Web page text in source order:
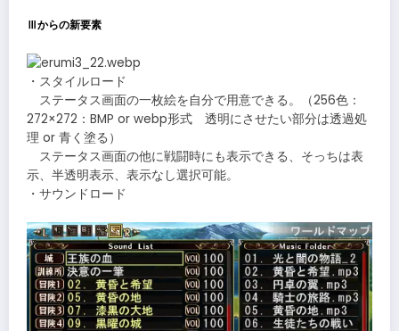
Ⅲからの新要素
・スタイルロード
ステータス画面の一枚絵を自分で用意できる。（256色：
272×272：BMP or webp形式 透明にさせたい部分は透過処
理 or 青く塗る）
ステータス画面の他に戦闘時にも表示できる、そっちは表
示、半透明表示、表示なし選択可能。
・サウンドロード